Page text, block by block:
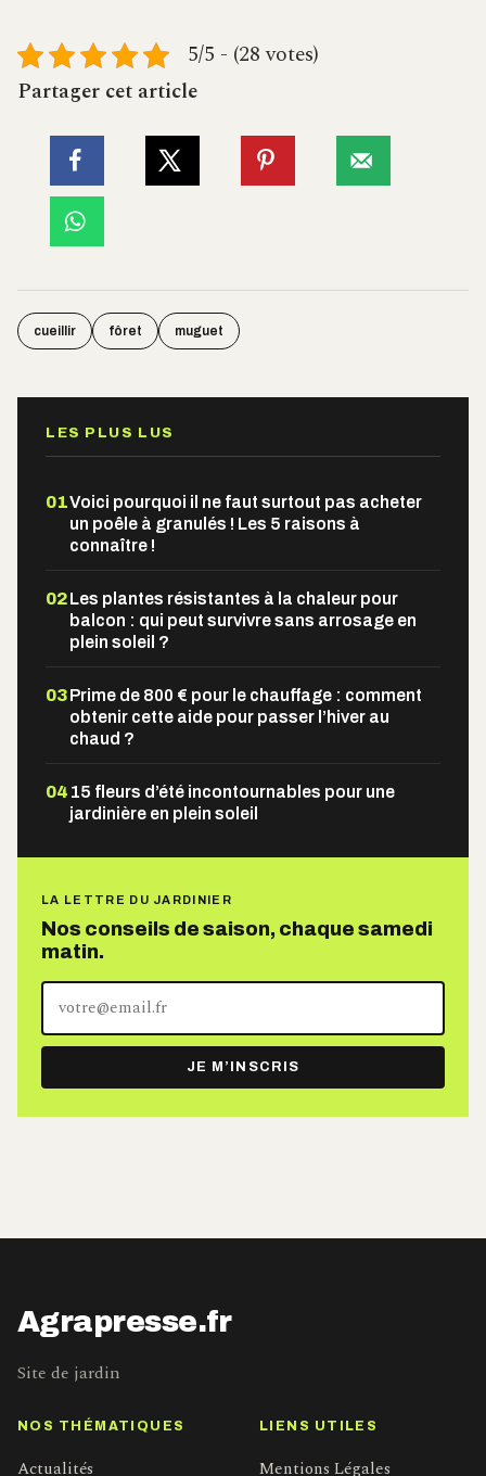
5/5 - (28 votes)
Partager cet article
cueillir fôret muguet
LES PLUS LUS
01Voici pourquoi il ne faut surtout pas acheter
un poêle à granulés ! Les 5 raisons à
connaître !
02Les plantes résistantes à la chaleur pour
balcon : qui peut survivre sans arrosage en
plein soleil ?
03Prime de 800 € pour le chauffage : comment
obtenir cette aide pour passer l’hiver au
chaud ?
04 15 fleurs d’été incontournables pour une
jardinière en plein soleil
LA LETTRE DU JARDINIER
Nos conseils de saison, chaque samedi
matin.
Votre
adresse
e-
mail
JE M’INSCRIS
Agrapresse.fr
Site de jardin
NOS THÉMATIQUES
Actualités
LIENS UTILES
Mentions Légales